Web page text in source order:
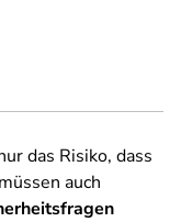
das Risiko, dass
auch